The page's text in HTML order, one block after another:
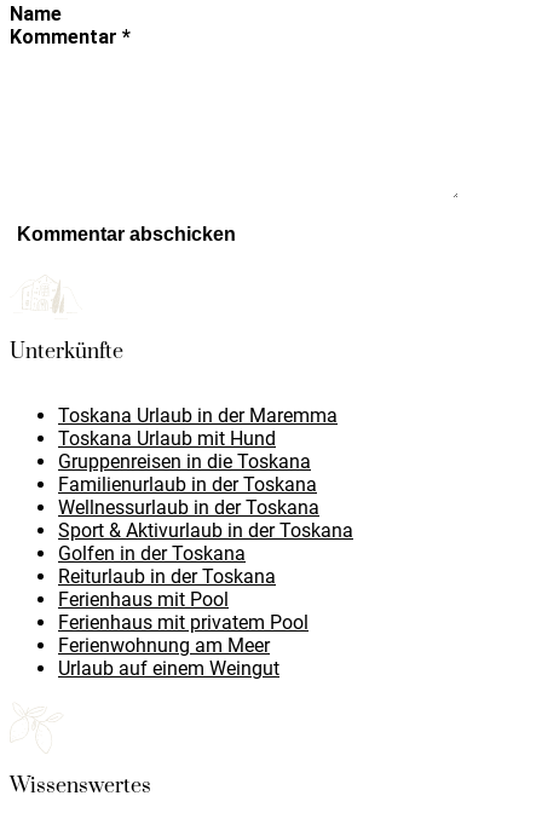
Name
Kommentar *
Unterkünfte
Toskana Urlaub in der Maremma
Toskana Urlaub mit Hund
Gruppenreisen in die Toskana
Familienurlaub in der Toskana
Wellnessurlaub in der Toskana
Sport & Aktivurlaub in der Toskana
Golfen in der Toskana
Reiturlaub in der Toskana
Ferienhaus mit Pool
Ferienhaus mit privatem Pool
Ferienwohnung am Meer
Urlaub auf einem Weingut
Wissenswertes